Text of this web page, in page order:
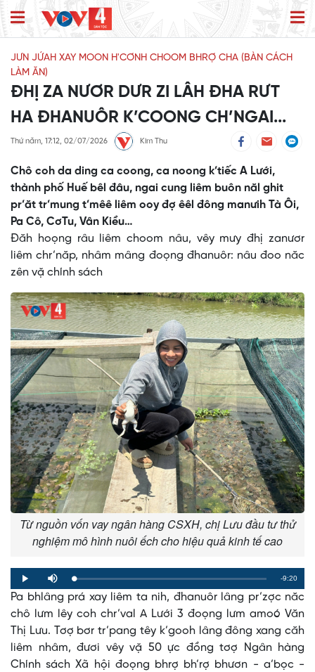
JƯN JỨAH XAY MOON H'CƠNH CHOOM BHRỢ CHA (BÀN CÁCH
LÀM ĂN)
ĐHỊ ZA NƯƠR DƯR ZI LÂH ĐHA RƯT
HA ĐHANUÔR K’COONG CH’NGAI...
Thứ năm, 17:12, 02/07/2026 Kim Thu
Chô coh da ding ca coong, ca noong k’tiếc A Lưới,
thành phố Huế bêl đâu, ngai cung liêm buôn năl ghit
pr’ăt tr’mung t’mêê liêm ooy đợ êêl đông manưih Tà Ôi,
Pa Cô, CơTu, Vân Kiều…
Đăh hoọng râu liêm choom nâu, vêy mưy đhị zanươr
liêm chr’năp, nhâm mâng đoọng đhanuôr: nâu đoo năc
zên vặ chính sách
Từ nguồn vốn vay ngân hàng CSXH, chị Lưu đầu tư thử
nghiệm mô hình nuôi ếch cho hiệu quả kinh tế cao
Play Mute Loaded:
0%
Progress:
0%
Remaining
Time
-9:20
Pa bhlâng prá xay liêm ta nih, đhanuôr lâng pr’zợc năc
chô lưm lêy coh chr’val A Lưới 3 đoọng lưm amoó Văn
Thị Lưu. Tơợ bơr tr’pang têy k’gooh lâng đông xang căh
liêm nhâm, đươi vêy vặ 50 ực đồng tơợ Ngân hàng
Chính sách Xã hội đoọng bhrợ bh’rợ bhươn - a’bọc -